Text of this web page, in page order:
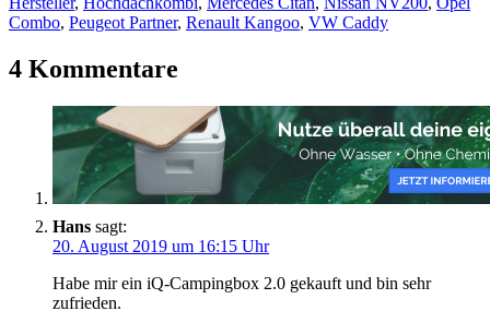
Combo, Peugeot Partner, Renault Kangoo, VW Caddy
4 Kommentare
Hans sagt:
20. August 2019 um 16:15 Uhr
Habe mir ein iQ-Campingbox 2.0 gekauft und bin sehr
zufrieden.